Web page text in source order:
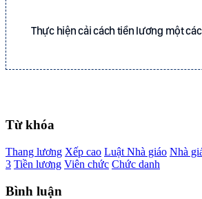
Thực hiện cải cách tiền lương một
Từ khóa
Thang lương Xếp cao Luật Nhà giáo Nhà
3 Tiền lương Viên chức Chức danh
Bình luận